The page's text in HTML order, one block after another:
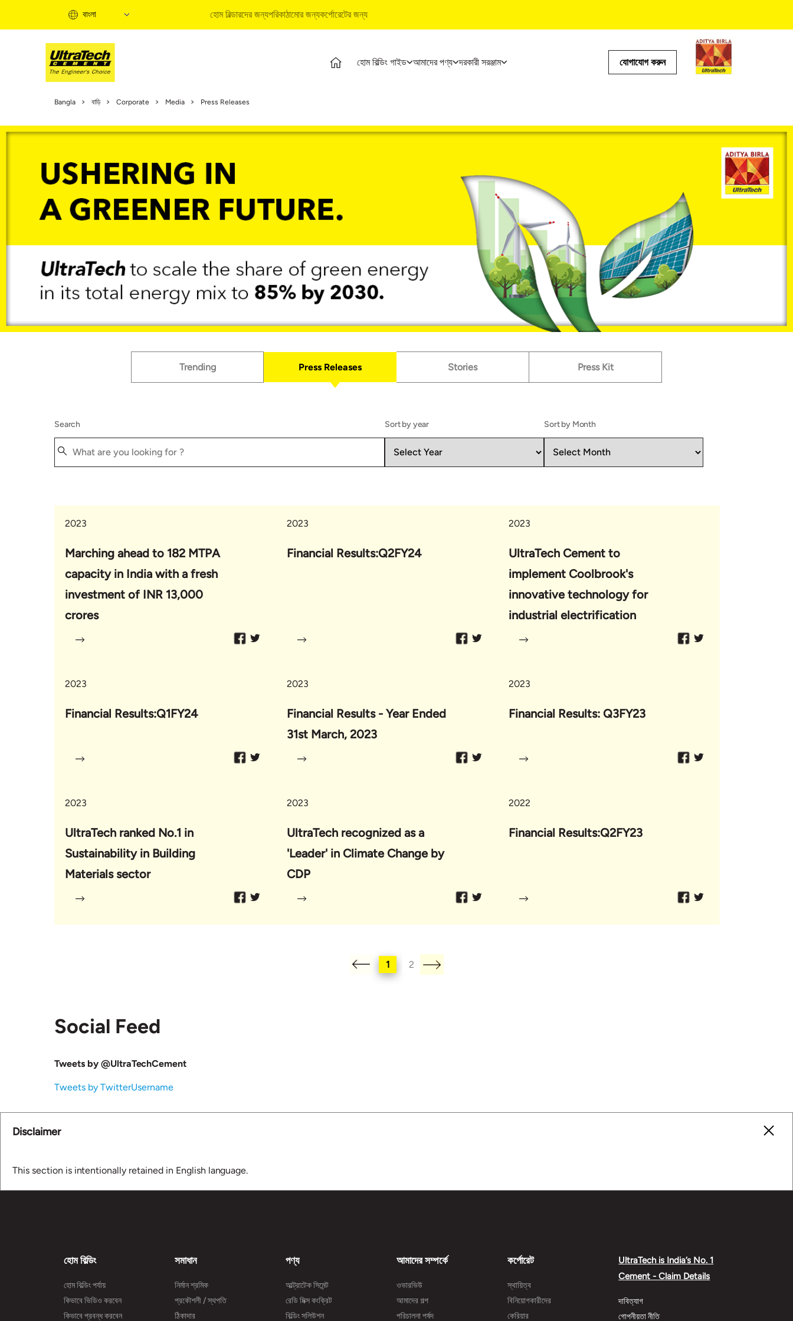
বাংলা হোম বিল্ডারদের জন্যপরিকাঠামোর জন্যকর্পোরেটের জন্য
হোম বিল্ডিং গাইড আমাদের পণ্য দরকারী সরঞ্জাম
তথ্যমূলক ভিডিও
হোম বিল্ডিং বেসিকস
আল্ট্রাটেক ওয়েদার প্লাস স্টাইল ইপোক্সি গ্রাউট
স্টোর লোকেটার
টাইল ক্যালকুলেটর
যোগাযোগ করুন
Bangla বাড়ি Corporate Media Press Releases
Trending Press Releases Stories Press Kit
Search Sort by year Sort by Month
2023
Marching ahead to 182 MTPA
capacity in India with a fresh
investment of INR 13,000
crores
2023
Financial Results:Q2FY24
2023
UltraTech Cement to
implement Coolbrook's
innovative technology for
industrial electrification
2023
Financial Results:Q1FY24
2023
Financial Results - Year Ended
31st March, 2023
2023
Financial Results: Q3FY23
2023
UltraTech ranked No.1 in
Sustainability in Building
Materials sector
2023
UltraTech recognized as a
'Leader' in Climate Change by
CDP
2022
Financial Results:Q2FY23
1 2
Social Feed
Tweets by @UltraTechCement
Tweets by TwitterUsername
Disclaimer
This section is intentionally retained in English language.
হোম বিল্ডিং
হোম বিল্ডিং পর্যায়
কিভাবে ভিডিও করবেন
কিভাবে প্রবন্ধ করবেন
সমাধান
নির্মান শ্রমিক
প্রকৌশলী / স্থপতি
ঠিকাদার
পণ্য
আল্ট্রাটেক সিমেন্ট
রেডি মিক্স কংক্রিট
বিল্ডিং সলিউশন
আমাদের সম্পর্কে
ওভারভিউ
আমাদের গল্প
পরিচালনা পর্ষদ
কর্পোরেট
স্থায়িত্ব
বিনিয়োগকারীদের
কেরিয়ার
UltraTech is India’s No. 1
Cement - Claim Details
দাবিত্যাগ
গোপনীয়তা নীতি